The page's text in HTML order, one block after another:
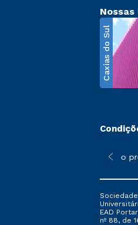
Nossas
Caxias do Sul
sofrer alterações nos
*A condição
EAD
nº 88, de